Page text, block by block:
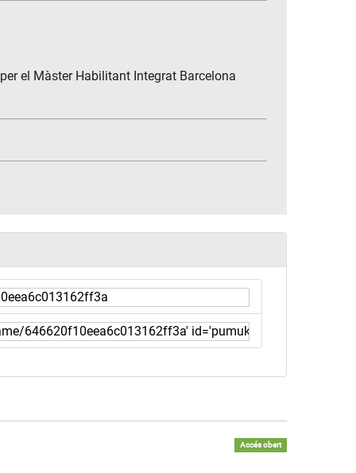
el Màster Habilitant Integrat Barcelona
Accés obert